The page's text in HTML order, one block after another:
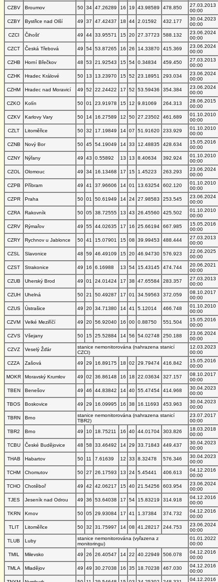
CZBV
Broumov 50 34 47.26289 16 19 43.98589 478.850
27.03.2013
00:00
CZBY
Bystřice nad Olší 49 37 47.42437 18 44 2.01592 432.177
30.04.2023
00:00
CZCI
Čihošť 49 44 33.95571 15 20 27.37723 588.132
23.06.2024
00:00
CZCT
Česká Třebová 49 54 53.87265 16 26 14.33870 415.369
23.06.2024
00:00
CZHB
Horní Břečkov 48 53 21.92543 15 54 0.34834 459.450
27.03.2013
00:00
CZHK
Hradec Králové 50 13 13.23970 15 52 23.18951 293.034
23.06.2024
00:00
CZHM
Hradec nad Moravicí 49 52 22.24422 17 52 53.59436 354.384
23.06.2024
00:00
CZKO
Kolín 50 01 23.91978 15 12 9.81069 264.313
28.06.2015
00:00
CZKV
Karlovy Vary 50 14 16.27589 12 50 27.23502 461.689
01.10.2010
00:00
CZLT
Litoměřice 50 32 17.19849 14 07 51.91620 233.929
01.10.2010
00:00
CZNB
Nový Bor 50 45 54.19049 14 33 12.48835 428.634
15.05.2016
00:00
CZNY
Nýřany 49 43 0.55892 13 13 8.40634 392.924
01.10.2010
00:00
CZOL
Olomouc 49 34 16.13468 17 15 1.45223 263.293
23.06.2024
00:00
CZPB
Příbram 49 41 37.96606 14 01 13.63254 602.120
01.10.2010
00:00
CZPR
Praha 50 01 50.61949 14 24 27.98583 253.545
23.06.2024
00:00
CZRA
Rakovník 50 05 38.72555 13 43 26.45560 425.502
01.10.2010
00:00
CZRV
Rýmařov 49 55 44.02635 17 16 25.66194 667.985
15.05.2016
00:00
CZRY
Rychnov u Jablonce 50 41 15.07901 15 08 39.99453 488.444
27.03.2013
00:00
CZSL
Slavonice 48 59 46.49109 15 20 46.94730 576.923
22.06.2025
00:00
CZST
Strakonice 49 16 6.16988 13 54 15.43145 474.744
20.06.2021
00:00
CZUB
Uherský Brod 49 01 24.01424 17 38 47.65584 283.357
27.03.2013
00:00
CZUH
Uhelná 50 21 50.49287 17 01 34.59563 372.059
08.10.2017
00:00
CZUS
Ústrašice 49 20 34.71380 14 41 5.12014 466.748
01.10.2010
00:00
CZVM
Velké Meziříčí 49 20 56.92040 16 00 0.88750 551.504
15.05.2016
00:00
CZVS
Všejany 50 15 25.52884 14 56 54.02748 250.188
23.06.2024
00:00
CZVZ
Veselý Žďár
stanice nemonitorována (nahrazena stanicí
CZCI)
12.03.2023
00:00
CZZA
Zašová 49 29 16.89175 18 02 29.79474 416.842
15.05.2016
00:00
MOKR
Moravský Krumlov 49 02 36.86148 16 18 22.03634 327.157
08.10.2017
00:00
TBEN
Benešov 49 46 44.83842 14 40 55.47454 414.968
30.04.2023
00:00
TBOS
Boskovice 49 29 16.09995 16 38 16.11693 453.963
30.04.2023
00:00
TBRN
Brno
stanice nemonitorována (nahrazena stanicí
TBR2)
23.07.2017
00:00
TBR2
Brno 49 10 18.75211 16 40 44.01704 303.826
18.03.2018
00:00
TCBU
České Budějovice 48 58 33.46492 14 29 33.71843 449.437
30.04.2023
00:00
THAB
Habartov 50 11 7.61639 12 33 8.32478 576.346
30.04.2023
00:00
TCHM
Chomutov 50 27 26.17593 13 24 5.45441 406.613
04.12.2016
00:00
TCHO
Chotěboř 49 42 42.06217 15 40 21.54256 603.954
23.06.2024
00:00
TJES
Jeseník nad Odrou 49 36 53.64038 17 54 15.83219 314.918
04.12.2016
00:00
TKRN
Krnov 50 05 29.93084 17 41 1.37384 374.732
04.12.2016
00:00
TLIT
Litoměřice 50 32 31.75997 14 08 41.28217 244.753
23.06.2024
00:00
TLUB
Luby
stanice nemonitorována (vyřazena z
monitoringu)
01.01.2022
00:00
TMIL
Milevsko 49 26 26.40547 14 22 40.22949 506.078
04.12.2016
00:00
TMLA
Mladějov 49 49 30.27038 16 35 18.70238 467.030
04.12.2016
00:00
04.12.2016